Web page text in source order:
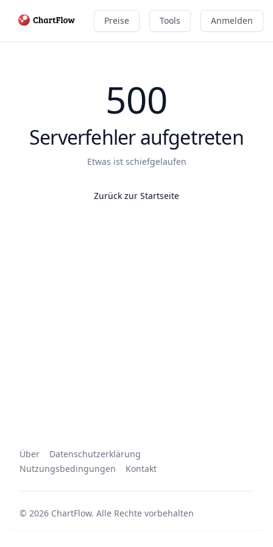
Preise Tools Anmelden
500
Serverfehler aufgetreten
Etwas ist schiefgelaufen
Zurück zur Startseite
Über
Datenschutzerklärung
Nutzungsbedingungen
Kontakt
© 2026 ChartFlow. Alle Rechte vorbehalten